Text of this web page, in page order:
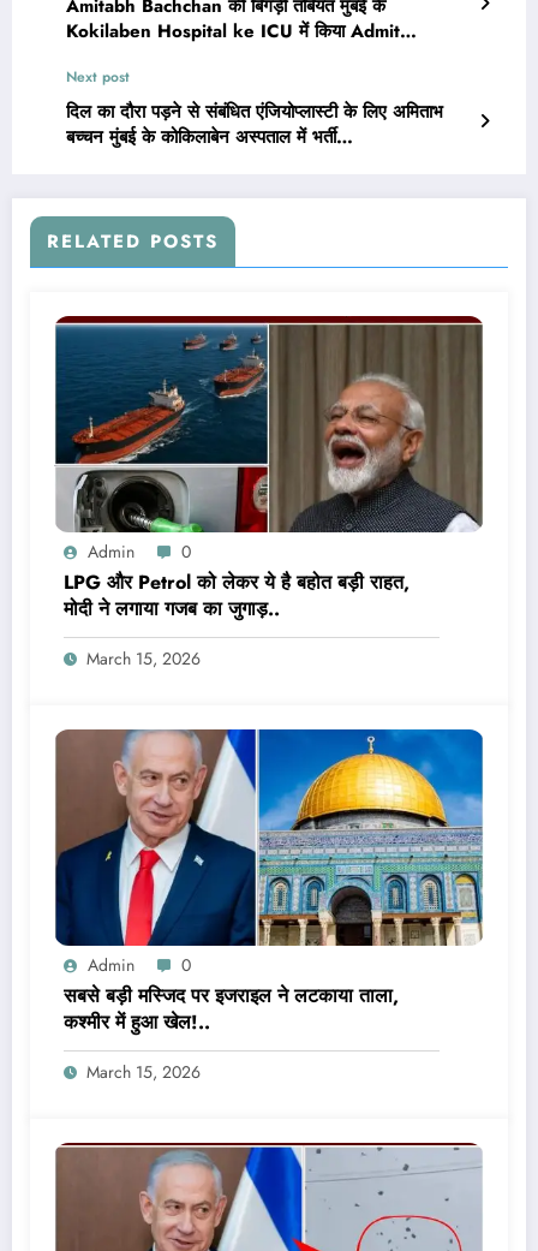
Amitabh Bachchan की बिगड़ी तबियत मुंबई के
Kokilaben Hospital ke ICU में किया Admit…
Next post
दिल का दौरा पड़ने से संबंधित एंजियोप्लास्टी के लिए अमिताभ
बच्चन मुंबई के कोकिलाबेन अस्पताल में भर्ती…
RELATED POSTS
Admin 0
LPG और Petrol को लेकर ये है बहोत बड़ी राहत,
मोदी ने लगाया गजब का जुगाड़..
March 15, 2026
Admin 0
सबसे बड़ी मस्जिद पर इजराइल ने लटकाया ताला,
कश्मीर में हुआ खेल!..
March 15, 2026